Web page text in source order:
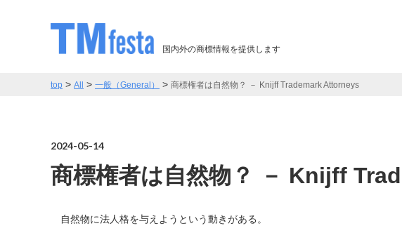
国内外の商標情報を提供します
top > All > 一般（General） > 商標権者は自然物？ － Knijff Trademark Attorneys
2024-05-14
商標権者は自然物？ － Knijff
自然物に法人格を与えようという動きがある。